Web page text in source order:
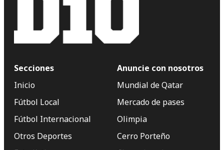
Secciones
Inicio
Fútbol Local
Fútbol Internacional
Otros Deportes
Anuncie con nosotros
Mundial de Qatar
Mercado de pases
Olimpia
Cerro Porteño